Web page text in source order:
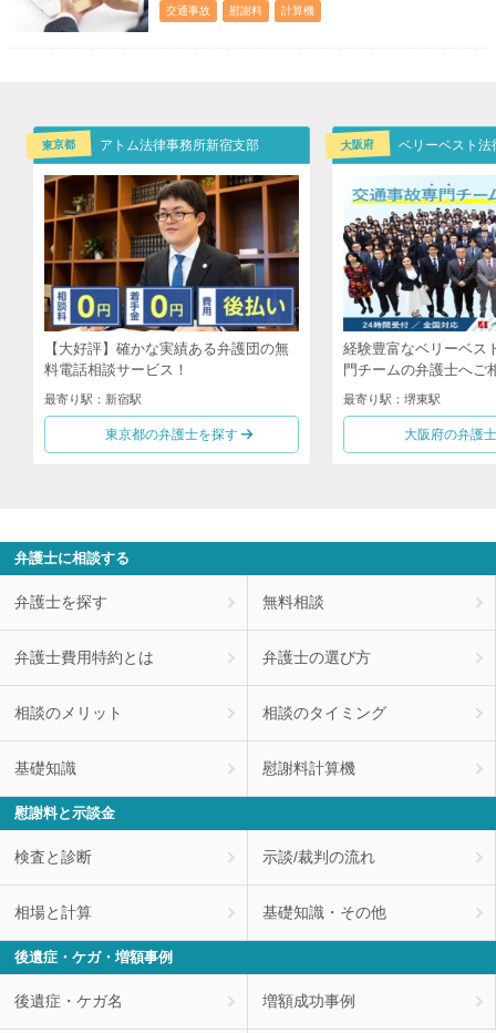
交通事故 慰謝料 計算機
東京都 アトム法律事務所新宿支部
【大好評】確かな実績ある弁護団の無
料電話相談サービス！
最寄り駅：新宿駅
東京都の弁護士を探す
大阪府
経験豊富なベリーベス
門チームの弁護士へご
最寄り駅：堺東駅
大阪府の弁護
弁護士に相談する
弁護士を探す 無料相談
弁護士費用特約とは 弁護士の選び方
相談のメリット 相談のタイミング
基礎知識 慰謝料計算機
慰謝料と示談金
検査と診断 示談/裁判の流れ
相場と計算 基礎知識・その他
後遺症・ケガ・増額事例
後遺症・ケガ名 増額成功事例